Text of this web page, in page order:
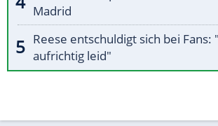
Madrid
Reese entschuldigt sich bei Fans:
aufrichtig leid"